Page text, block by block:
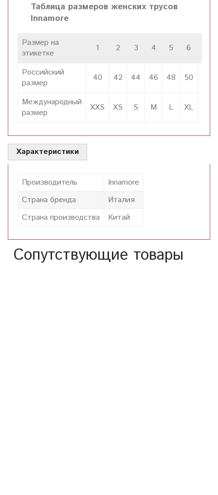
Таблица размеров женских трусов
Innamore
Размер на
этикетке
1 2 3 4 5 6
Российский
размер
40 42 44 46 48 50
Международный
размер
XXS XS S M L XL
Характеристики
Производитель
Innamore
Страна бренда
Италия
Страна производства
Китай
Сопутствующие товары